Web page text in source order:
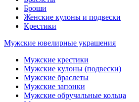
Броши
Женские кулоны и подвески
Крестики
Мужские ювелирные украшения
Мужские крестики
Мужские кулоны (подвески)
Мужские браслеты
Мужские запонки
Мужские обручальные кольца